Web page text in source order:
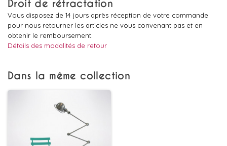
Droit de rétractation
Vous disposez de 14 jours après réception de votre commande
pour nous retourner les articles ne vous convenant pas et en
obtenir le remboursement.
Détails des modalités de retour
Dans la même collection